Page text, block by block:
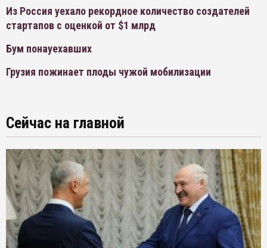
Из Россия уехало рекордное количество создателей
стартапов с оценкой от $1 млрд
Бум понауехавших
Грузия пожинает плоды чужой мобилизации
Сейчас на главной